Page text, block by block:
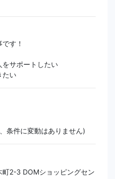
す！
をサポートしたい
たい
条件に変動はありません)
2-3 DOMショッピングセン